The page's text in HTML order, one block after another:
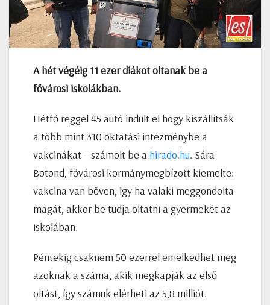
A hét végéig 11 ezer diákot oltanak be a
fővárosi iskolákban.
Hétfő reggel 45 autó indult el hogy kiszállítsák
a több mint 310 oktatási intézménybe a
vakcinákat – számolt be a hirado.hu. Sára
Botond, fővárosi kormánymegbízott kiemelte:
vakcina van bőven, igy ha valaki meggondolta
magát, akkor be tudja oltatni a gyermekét az
iskolában.
Péntekig csaknem 50 ezerrel emelkedhet meg
azoknak a száma, akik megkapják az első
oltást, így számuk elérheti az 5,8 milliót.